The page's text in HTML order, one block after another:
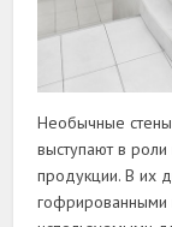
Необычные стены
выступают в
продукции. В их
гофрированными